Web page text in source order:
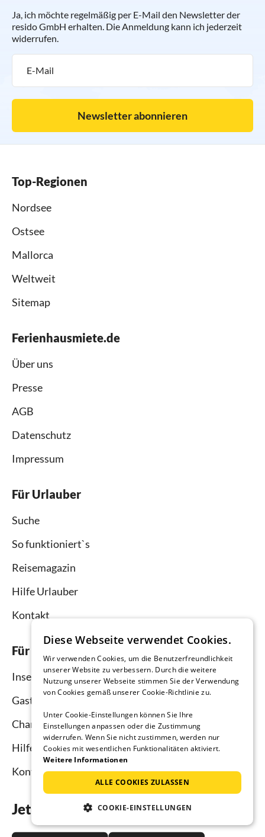
Ja, ich möchte regelmäßig per E-Mail den Newsletter der
resido GmbH erhalten. Die Anmeldung kann ich jederzeit
widerrufen.
Newsletter abonnieren
Top-Regionen
Nordsee
Ostsee
Mallorca
Weltweit
Sitemap
Ferienhausmiete.de
Über uns
Presse
AGB
Datenschutz
Impressum
Für Urlauber
Suche
So funktioniert`s
Reisemagazin
Hilfe Urlauber
Kontakt
Für Vermieter
Inserieren und vermieten
Gastgebermagazin
Channel Manager
Hilfe Vermieter
Kontakt
Jetzt die App downloaden
Diese Webseite verwendet Cookies.
Wir verwenden Cookies, um die Benutzerfreundlichkeit
unserer Website zu verbessern. Durch die weitere
Nutzung unserer Webseite stimmen Sie der Verwendung
von Cookies gemäß unserer Cookie-Richtlinie zu.
Unter Cookie-Einstellungen können Sie Ihre
Einstellungen anpassen oder die Zustimmung
widerrufen. Wenn Sie nicht zustimmen, werden nur
Cookies mit wesentlichen Funktionalitäten aktiviert.
Weitere Informationen
ALLE COOKIES ZULASSEN
COOKIE-EINSTELLUNGEN